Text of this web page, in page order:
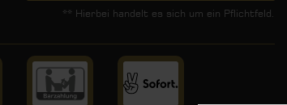
** Hierbei handelt es sich um ein Pflichtfeld.